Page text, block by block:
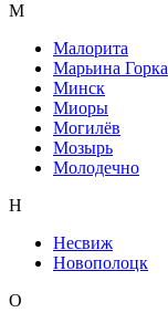
М
Малорита
Марьина Горка
Минск
Миоры
Могилёв
Мозырь
Молодечно
Н
Несвиж
Новополоцк
О